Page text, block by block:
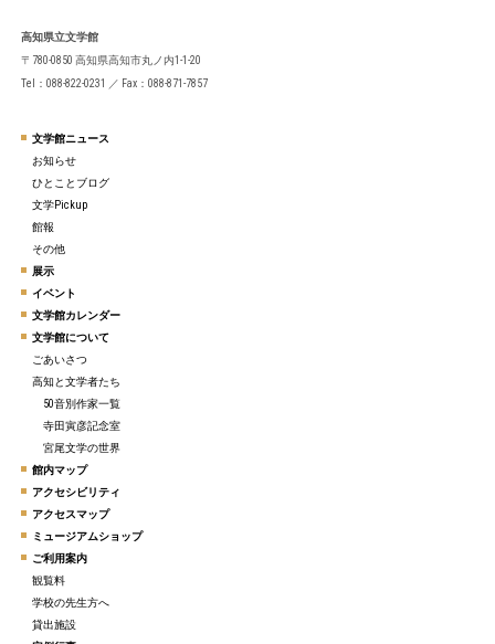
高知県立文学館
〒780-0850 高知県高知市丸ノ内1-1-20
Tel：088-822-0231 ／ Fax：088-871-7857
文学館ニュース
お知らせ
ひとことブログ
文学Pickup
館報
その他
展示
イベント
文学館カレンダー
文学館について
ごあいさつ
高知と文学者たち
50音別作家一覧
寺田寅彦記念室
宮尾文学の世界
館内マップ
アクセシビリティ
アクセスマップ
ミュージアムショップ
ご利用案内
観覧料
学校の先生方へ
貸出施設